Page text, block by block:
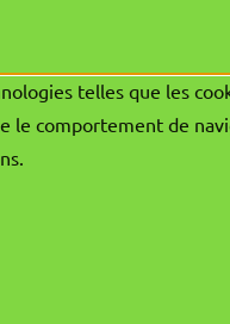
telles que les
comportement de